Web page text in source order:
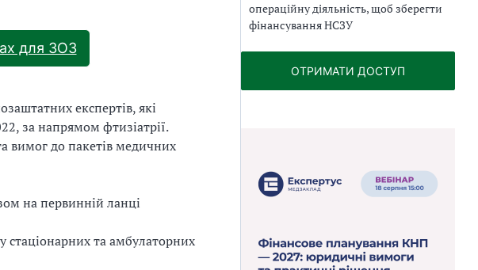
для ЗОЗ
експертів, які
за напрямом фтизіатрії.
вимог до пакетів медичних
на первинній ланці
стаціонарних та амбулаторних
операційну діяльність, щоб зберегти
фінансування НСЗУ
ОТРИМАТИ ДОСТУП